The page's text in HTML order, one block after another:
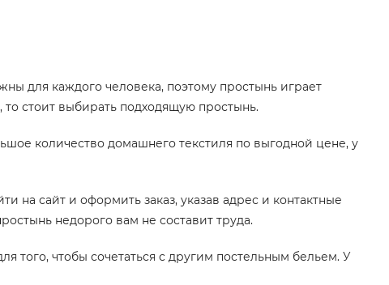
для каждого человека, поэтому простынь играет
стоит выбирать подходящую простынь.
количество домашнего текстиля по выгодной цене, у
на сайт и оформить заказ, указав адрес и контактные
недорого вам не составит труда.
того, чтобы сочетаться с другим постельным бельем. У